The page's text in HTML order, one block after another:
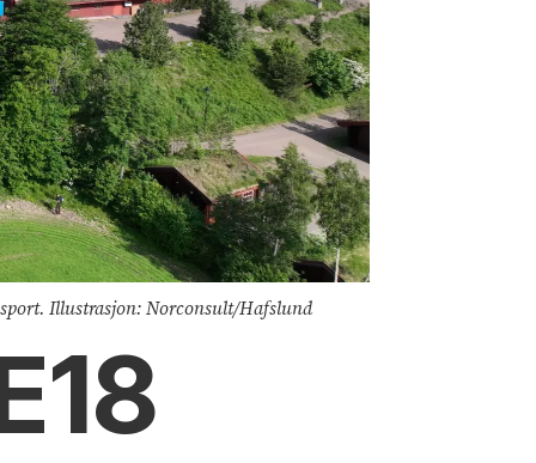
Illustrasjon: Norconsult/Hafslund